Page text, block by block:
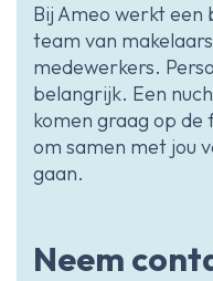
Bij Ameo werkt
team van
medewerkers.
belangrijk. Een
komen graag op de
om samen met jou
gaan.
Neem